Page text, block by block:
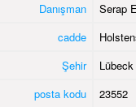
Danışman
Serap
cadde
Şehir
Lübeck
posta kodu
23552